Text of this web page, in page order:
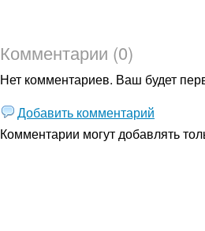
Комментарии (0)
Нет комментариев. Ваш будет
Добавить комментарий
Комментарии могут добавлять